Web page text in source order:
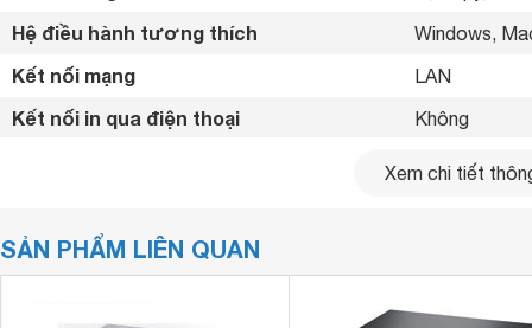
Hệ điều hành tương thích Windows,
Kết nối mạng LAN
Kết nối in qua điện thoại Không
USB 2.0
Tốc độ in đen/trắng
Xem chi tiết
SẢN PHẨM LIÊN QUAN